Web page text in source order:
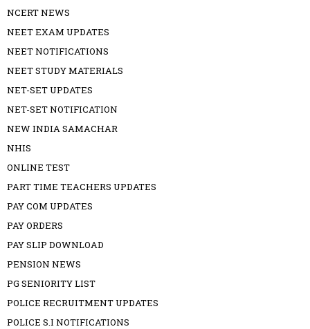
NCERT NEWS
NEET EXAM UPDATES
NEET NOTIFICATIONS
NEET STUDY MATERIALS
NET-SET UPDATES
NET-SET NOTIFICATION
NEW INDIA SAMACHAR
NHIS
ONLINE TEST
PART TIME TEACHERS UPDATES
PAY COM UPDATES
PAY ORDERS
PAY SLIP DOWNLOAD
PENSION NEWS
PG SENIORITY LIST
POLICE RECRUITMENT UPDATES
POLICE S.I NOTIFICATIONS